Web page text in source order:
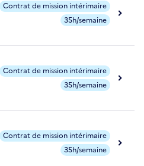
Contrat de mission intérimaire
35h/semaine
Contrat de mission intérimaire
35h/semaine
Contrat de mission intérimaire
35h/semaine